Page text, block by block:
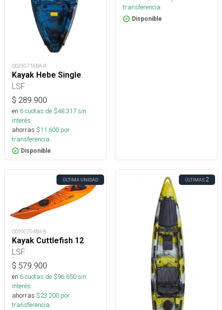
OD290716BA-R
Kayak Hebe Single
LSF
$ 289.900
en 6cuotas de $48.317sin
interés
ahorras $11.600 por
transferencia.
Disponible
transferencia.
Disponible
ÚLTIMA UNIDAD
OD300704BA-R
Kayak Cuttlefish 12
LSF
$ 579.900
en 6cuotas de $96.650sin
interés
ahorras $23.200 por
transferencia.
ÚLTIMAS2